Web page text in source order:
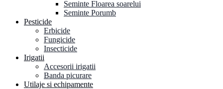
Seminte Floarea soarelui
Seminte Porumb
Pesticide
Erbicide
Fungicide
Insecticide
Irigatii
Accesorii irigatii
Banda picurare
Utilaje si echipamente